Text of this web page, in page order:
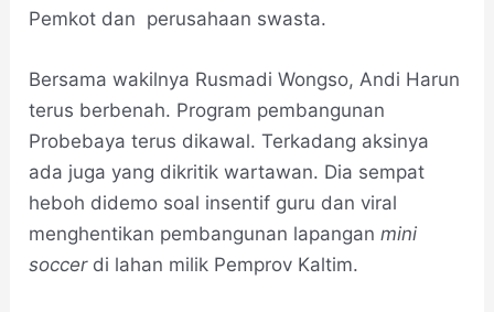
Pemkot dan perusahaan swasta.
Bersama wakilnya Rusmadi Wongso, Andi Harun
terus berbenah. Program pembangunan
Probebaya terus dikawal. Terkadang aksinya
ada juga yang dikritik wartawan. Dia sempat
heboh didemo soal insentif guru dan viral
menghentikan pembangunan lapanganmini
soccerdi lahan milik Pemprov Kaltim.